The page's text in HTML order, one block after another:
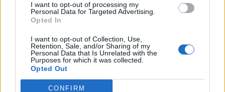
I want to opt-out of processing my
Personal Data for Targeted Advertising.
Opted In
I want to opt-out of Collection, Use,
Retention, Sale, and/or Sharing of my
Personal Data that Is Unrelated with the
Purposes for which it was collected.
Opted Out
CONFIRM
2025. augusztus 19., kedd
Változó időjárás napsütéssel és
esővel – egyhetes időjárás-
előrejelzés Erdélyben